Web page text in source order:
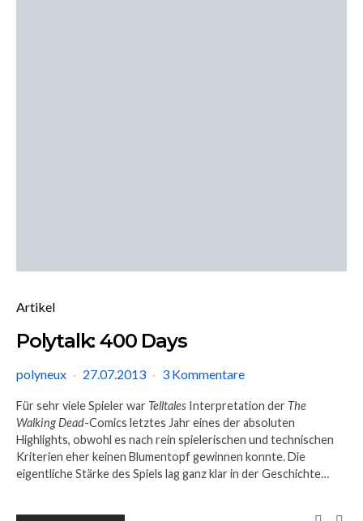
Artikel
Polytalk: 400 Days
polyneux 27.07.2013 3 Kommentare
Für sehr viele Spieler war Telltales Interpretation der The
Walking Dead-Comics letztes Jahr eines der absoluten
Highlights, obwohl es nach rein spielerischen und technischen
Kriterien eher keinen Blumentopf gewinnen konnte. Die
eigentliche Stärke des Spiels lag ganz klar in der Geschichte…